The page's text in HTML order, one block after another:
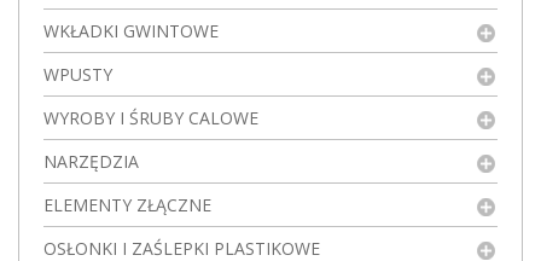
WKŁADKI GWINTOWE
WPUSTY
WYROBY I ŚRUBY CALOWE
NARZĘDZIA
ELEMENTY ZŁĄCZNE
OSŁONKI I ZAŚLEPKI PLASTIKOWE